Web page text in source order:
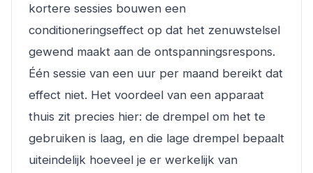
kortere sessies bouwen een
conditioneringseffect op dat het zenuwstelsel
gewend maakt aan de ontspanningsrespons.
Één sessie van een uur per maand bereikt dat
effect niet. Het voordeel van een apparaat
thuis zit precies hier: de drempel om het te
gebruiken is laag, en die lage drempel bepaalt
uiteindelijk hoeveel je er werkelijk van